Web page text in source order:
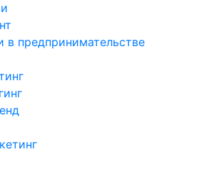
в предпринимательстве